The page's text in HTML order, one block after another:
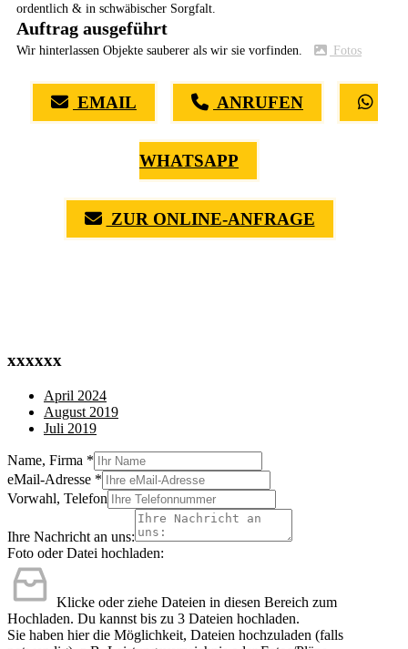
ordentlich & in schwäbischer Sorgfalt.
Auftrag ausgeführt
Wir hinterlassen Objekte sauberer als wir sie vorfinden. Fotos
EMAIL ANRUFEN
WHATSAPP
ZUR ONLINE-ANFRAGE
xxxxxx
April 2024
August 2019
Juli 2019
Name, Firma *
eMail-Adresse *
Vorwahl, Telefon
Ihre Nachricht an uns:
Foto oder Datei hochladen:
Klicke oder ziehe Dateien in diesen Bereich zum
Hochladen. Du kannst bis zu 3 Dateien hochladen.
Sie haben hier die Möglichkeit, Dateien hochzuladen (falls